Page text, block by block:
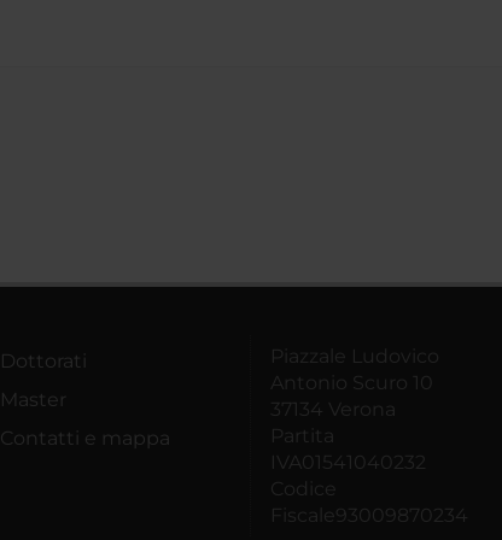
Dottorati
Master
Contatti e mappa
Piazzale Ludovico
Antonio Scuro 10
37134 Verona
Partita
IVA01541040232
Codice
Fiscale93009870234